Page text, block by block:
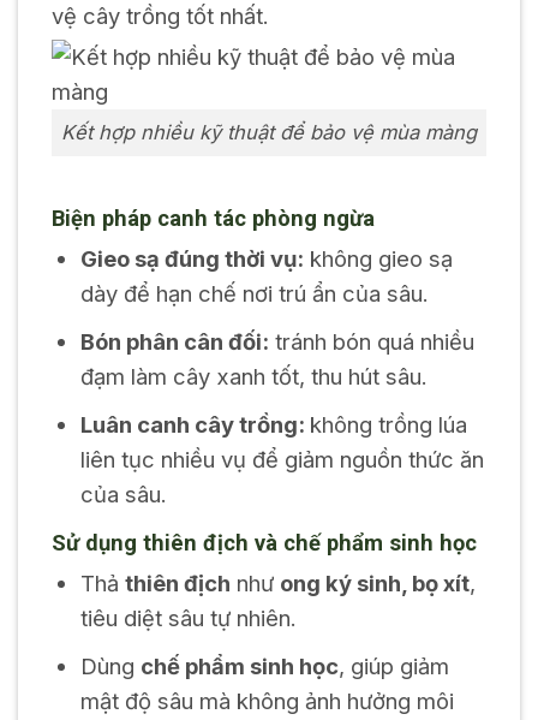
vệ cây trồng tốt nhất.
Kết hợp nhiều kỹ thuật để bảo vệ mùa màng
Biện pháp canh tác phòng ngừa
Gieo sạ đúng thời vụ: không gieo sạ
dày để hạn chế nơi trú ẩn của sâu.
Bón phân cân đối: tránh bón quá nhiều
đạm làm cây xanh tốt, thu hút sâu.
Luân canh cây trồng: không trồng lúa
liên tục nhiều vụ để giảm nguồn thức ăn
của sâu.
Sử dụng thiên địch và chế phẩm sinh học
Thả thiên địch như ong ký sinh, bọ xít,
tiêu diệt sâu tự nhiên.
Dùng chế phẩm sinh học, giúp giảm
mật độ sâu mà không ảnh hưởng môi